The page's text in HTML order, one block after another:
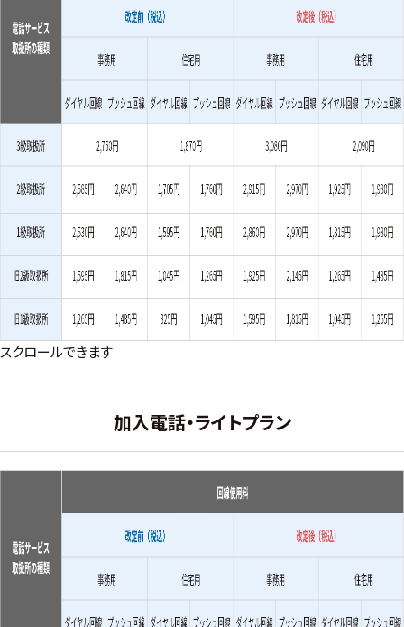
スクロールできます
加入電話・ライトプラン